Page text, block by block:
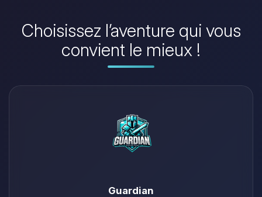
Choisissez l’aventure qui vous
convient le mieux !
Guardian